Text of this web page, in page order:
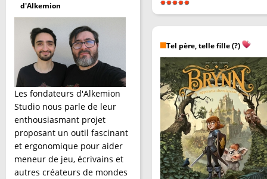
d'Alkemion
Les fondateurs d'Alkemion
Studio nous parle de leur
enthousiasmant projet
proposant un outil fascinant
et ergonomique pour aider
meneur de jeu, écrivains et
autres créateurs de mondes
Tel père, telle fille (?)